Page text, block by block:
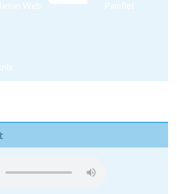
Web Pamflet